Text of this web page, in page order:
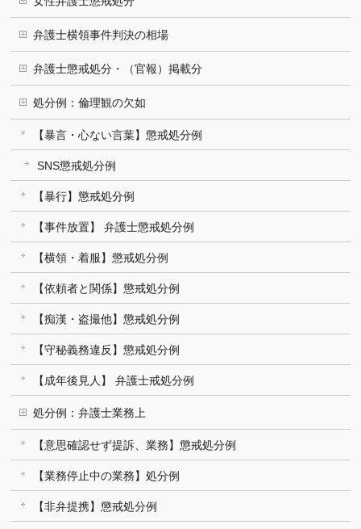
弁護士横領事件判決の相場
弁護士懲戒処分・（官報）掲載分
処分例：倫理観の欠如
【暴言・心ない言葉】懲戒処分例
SNS懲戒処分例
【暴行】懲戒処分例
【事件放置】 弁護士懲戒処分例
【横領・着服】懲戒処分例
【依頼者と関係】懲戒処分例
【痴漢・盗撮他】懲戒処分例
【守秘義務違反】懲戒処分例
【成年後見人】 弁護士戒処分例
処分例：弁護士業務上
【意思確認せず提訴、業務】懲戒処分例
【業務停止中の業務】処分例
【非弁提携】懲戒処分例